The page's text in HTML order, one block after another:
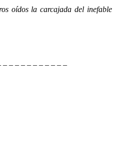
la carcajada del inefable
– – – – – – – – – – –